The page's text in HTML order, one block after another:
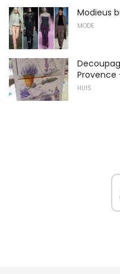
Modieus
MODE
Provence
HUIS